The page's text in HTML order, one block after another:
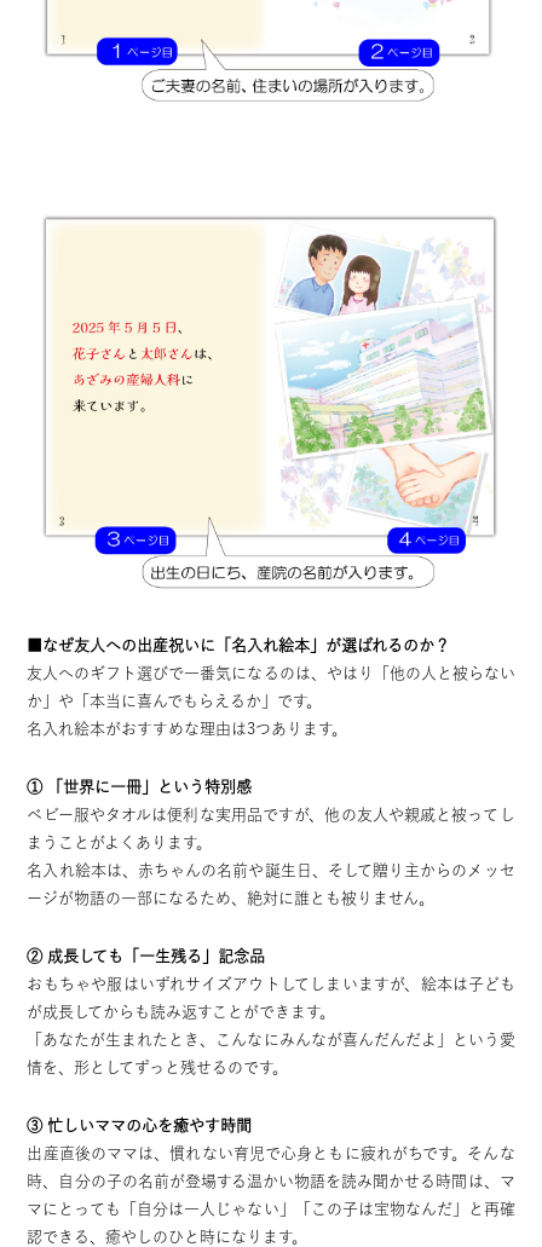
■なぜ友人への出産祝いに「名入れ絵本」が選ばれるのか？
友人へのギフト選びで一番気になるのは、やはり「他の人と被らない
か」や「本当に喜んでもらえるか」です。
名入れ絵本がおすすめな理由は3つあります。
① 「世界に一冊」という特別感
ベビー服やタオルは便利な実用品ですが、他の友人や親戚と被ってし
まうことがよくあります。
名入れ絵本は、赤ちゃんの名前や誕生日、そして贈り主からのメッセ
ージが物語の一部になるため、絶対に誰とも被りません。
② 成長しても「一生残る」記念品
おもちゃや服はいずれサイズアウトしてしまいますが、絵本は子ども
が成長してからも読み返すことができます。
「あなたが生まれたとき、こんなにみんなが喜んだんだよ」という愛
情を、形としてずっと残せるのです。
③ 忙しいママの心を癒やす時間
出産直後のママは、慣れない育児で心身ともに疲れがちです。そんな
時、自分の子の名前が登場する温かい物語を読み聞かせる時間は、マ
マにとっても「自分は一人じゃない」「この子は宝物なんだ」と再確
認できる、癒やしのひと時になります。